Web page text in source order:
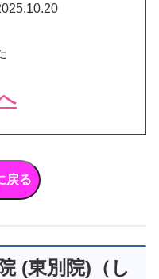
(東別院)（し